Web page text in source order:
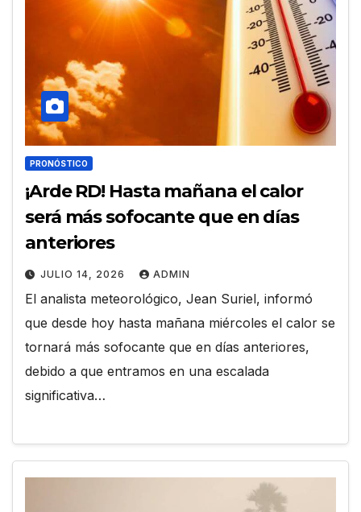
PRONÓSTICO
¡Arde RD! Hasta mañana el calor
será más sofocante que en días
anteriores
JULIO 14, 2026 ADMIN
El analista meteorológico, Jean Suriel, informó
que desde hoy hasta mañana miércoles el calor se
tornará más sofocante que en días anteriores,
debido a que entramos en una escalada
significativa…